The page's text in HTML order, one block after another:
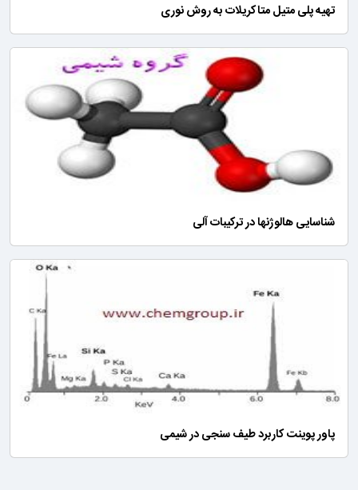
تهیه پلی متیل متاکریلات به روش نوری
شناسایی هالوژنها در ترکیبات آلی
پاور پوینت کاربرد طیف سنجی در شیمی